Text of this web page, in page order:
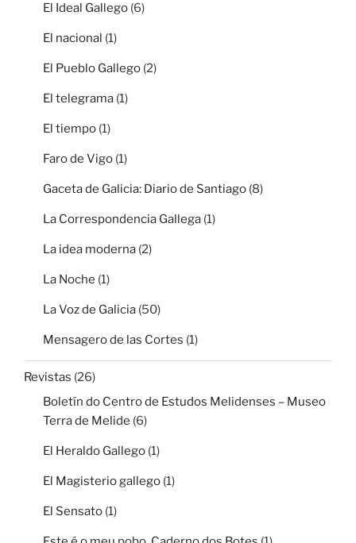
El Ideal Gallego (6)
El nacional (1)
El Pueblo Gallego (2)
El telegrama (1)
El tiempo (1)
Faro de Vigo (1)
Gaceta de Galicia: Diario de Santiago (8)
La Correspondencia Gallega (1)
La idea moderna (2)
La Noche (1)
La Voz de Galicia (50)
Mensagero de las Cortes (1)
Revistas (26)
Boletín do Centro de Estudos Melidenses – Museo
Terra de Melide (6)
El Heraldo Gallego (1)
El Magisterio gallego (1)
El Sensato (1)